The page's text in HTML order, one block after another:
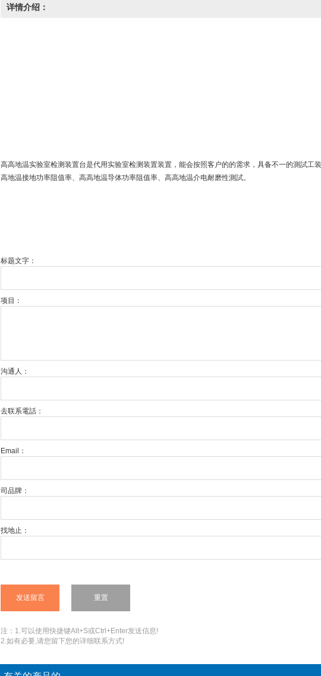
详情介绍：
高高地温实验室检测装置台是代用实验室检测装置装置，能会按照客户的的需求，具备不一的測試工
高地温接地功率阻值率、高高地温导体功率阻值率、高高地温介电耐磨性測試。
标题文字：
项目：
沟通人：
去联系電話：
Email：
司品牌：
找地止：
注：1.可以使用快捷键Alt+S或Ctrl+Enter发送信息!
2.如有必要,请您留下您的详细联系方式!